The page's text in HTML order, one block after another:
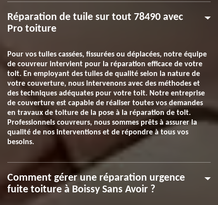
Réparation de tuile sur tout 78490 avec
Pro toiture
Pour vos tuiles cassées, fissurées ou déplacées, notre équipe
de couvreur intervient pour la réparation efficace de votre
toit. En employant des tuiles de qualité selon la nature de
votre couverture, nous intervenons avec des méthodes et
des techniques adéquates pour votre toit. Notre entreprise
de couverture est capable de réaliser toutes vos demandes
en travaux de toiture de la pose à la réparation de toit.
Professionnels couvreurs, nous sommes prêts à assurer la
qualité de nos interventions et de répondre à tous vos
besoins.
Comment gérer une réparation urgence
fuite toiture à Boissy Sans Avoir ?